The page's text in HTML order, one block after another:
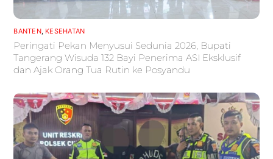
BANTEN, KESEHATAN
Peringati Pekan Menyusui Sedunia 2026, Bupati
Tangerang Wisuda 132 Bayi Penerima ASI Eksklusif
dan Ajak Orang Tua Rutin ke Posyandu